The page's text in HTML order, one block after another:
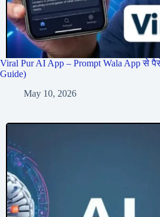
Viral Pur AI App – Prompt Wala App से
Guide)
May 10, 2026